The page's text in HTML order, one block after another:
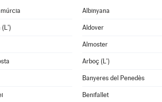
Albinyana
(L') Aldover
Almoster
Arboç (L')
Banyeres del Penedès
Benifallet